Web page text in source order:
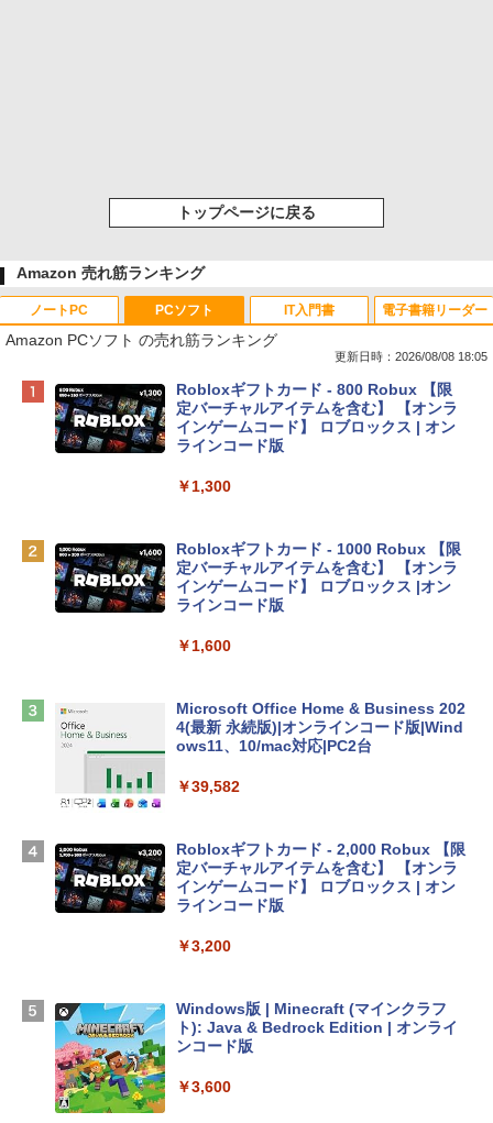
トップページに戻る
Amazon 売れ筋ランキング
ノートPC
Apple 2026 MacBook Neo A18 Proチッ
プ搭載13インチノートブック：AIとAppl
e Intelligenceのために設計、Liquid Ret
inaディスプレイ、8GBユニファイドメモ
eTime HDカメラ、Touch ID - シルバー
tomtoc 360°保護 15.6 16インチ パソコ
ンケース Dell NEC Lavie ASUS HP dyna
Apple 2026 MacBook Air M5チップ搭載
13インチノートブック：AIとApple Intell
スプレイ、16GBユニファイドメモリ、1
D - ミッドナイト
￥278,800
【Amazon.co.jp限定】 HP ノートパソコ
￥129,800
FMV ノートパソコン WE1-K3 (MS 365 P
PCソフト
Amazon PCソフト の売れ筋ランキング
更新日時：2026/08/08 18:05
Robloxギフトカード - 800 Robux 【限
定バーチャルアイテムを含む】 【オンラ
インゲームコード】 ロブロックス | オン
ラインコード版
￥1,300
Robloxギフトカード - 1000 Robux 【限
定バーチャルアイテムを含む】 【オンラ
インゲームコード】 ロブロックス |オン
ラインコード版
￥1,600
Microsoft Office Home & Business 202
4(最新 永続版)|オンラインコード版|Wind
ows11、10/mac対応|PC2台
￥39,582
Robloxギフトカード - 2,000 Robux 【限
定バーチャルアイテムを含む】 【オンラ
インゲームコード】 ロブロックス | オン
ラインコード版
￥3,200
Windows版 | Minecraft (マインクラフ
ト): Java & Bedrock Edition | オンライ
ンコード版
￥3,600
IT入門書 電子書籍リーダー